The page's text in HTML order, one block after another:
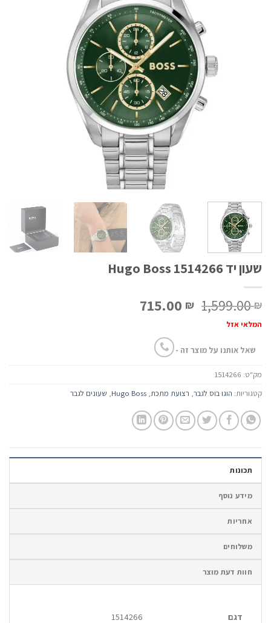
שעון יד Hugo Boss 1514266
1,599.00₪ המחיר
1,599.00 ₪.
715.00 ₪
המלאי אזל
שאל אותנו על מוצר זה -
מק"ט: 1514266
קטגוריות: הוגו בוס לגבר, רצועת מתכת,
Hugo Boss
, שעונים לגבר
תכונות
מידע נוסף
אחריות
משלוחים
חוות דעת מוצר
דגם 1514266